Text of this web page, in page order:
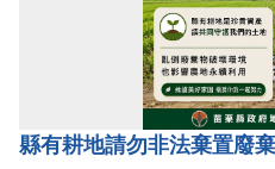
縣有耕地請勿非法棄置廢